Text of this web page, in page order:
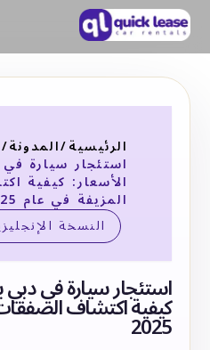
الرئيسية/المدونة/
استئجار سيارة
الأسعار: كيفية
المزيفة في عام 2025
النسخة
استئجار سيارة في
كيفية اكتشاف
2025